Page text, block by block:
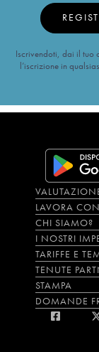
Iscrivendoti, dai il tuo
l’iscrizione in
LAVORA
CHI SIAMO?
I NOSTRI
TARIFFE E
TENUTE
STAMPA
DOMANDE